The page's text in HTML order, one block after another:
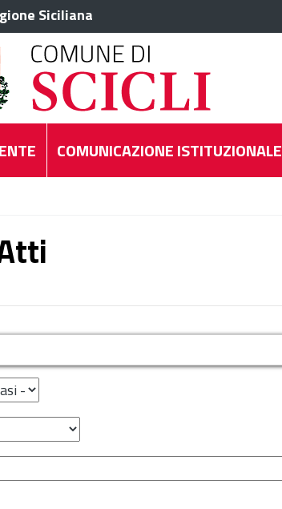
Siciliana
COMUNICAZIONE ISTITUZIONALE